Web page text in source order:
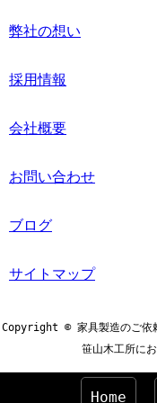
弊社の想い
採用情報
会社概要
お問い合わせ
ブログ
サイトマップ
Copyright © 家具製造のご依
笹山木工所
Home